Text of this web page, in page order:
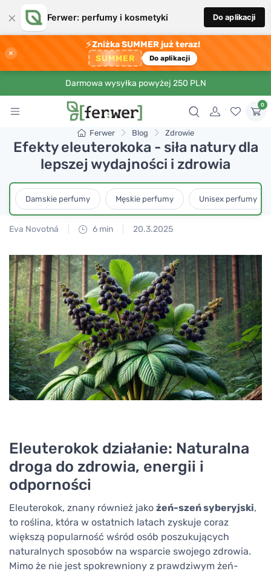
× Ferwer: perfumy i kosmetyki Do aplikacji
×
⚡Zniżka SUMMER już teraz!
SUMMER Do aplikacji
Darmowa wysyłka powyżej 250 PLN
0
Ferwer Blog Zdrowie
Efekty eleuterokoka - siła natury dla
lepszej wydajności i zdrowia
Damskie perfumy Męskie perfumy Unisex perfumy
Eva Novotná 6 min 20.3.2025
Eleuterokok działanie: Naturalna
droga do zdrowia, energii i
odporności
Eleuterokok, znany również jako żeń-szeń syberyjski,
to roślina, która w ostatnich latach zyskuje coraz
większą popularność wśród osób poszukujących
naturalnych sposobów na wsparcie swojego zdrowia.
Mimo że nie jest spokrewniony z prawdziwym żeń-